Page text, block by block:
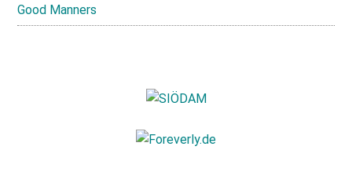
Good Manners